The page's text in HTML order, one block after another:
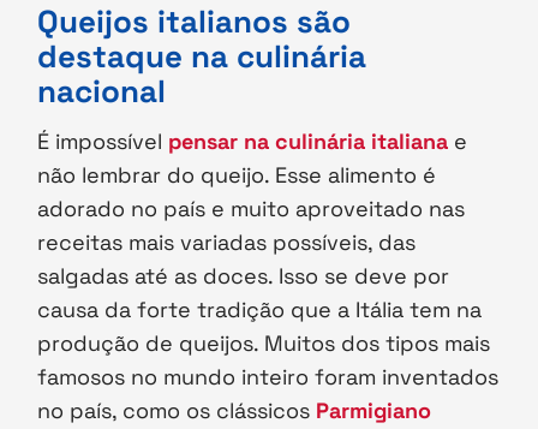
Queijos italianos são
destaque na culinária
nacional
É impossível pensar na culinária italiana e
não lembrar do queijo. Esse alimento é
adorado no país e muito aproveitado nas
receitas mais variadas possíveis, das
salgadas até as doces. Isso se deve por
causa da forte tradição que a Itália tem na
produção de queijos. Muitos dos tipos mais
famosos no mundo inteiro foram inventados
no país, como os clássicos Parmigiano